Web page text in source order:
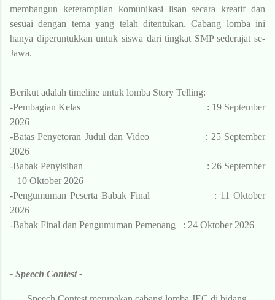
membangun keterampilan komunikasi lisan secara kreatif dan
sesuai dengan tema yang telah ditentukan. Cabang lomba ini
hanya diperuntukkan untuk siswa dari tingkat SMP sederajat se-
Jawa.
Berikut adalah timeline untuk lomba Story Telling:
-Pembagian Kelas
: 19 September
2026
-Batas Penyetoran Judul dan Video
: 25 September
2026
-Babak Penyisihan
: 26 September
– 10 Oktober 2026
-Pengumuman Peserta Babak Final
: 11 Oktober
2026
-Babak Final dan Pengumuman Pemenang
: 24 Oktober 2026
- Speech Contest -